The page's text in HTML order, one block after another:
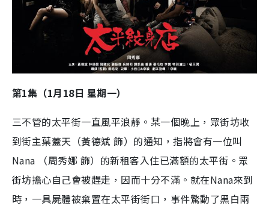
第1集（1月18日 星期一）
三不管的太平街一直風平浪靜。某一個晚上，眾街坊收
到街主葉蓋天（黃德斌 飾）的通知，指將會有一位叫
Nana （周秀娜 飾）的新租客入住已滿額的太平街。眾
街坊擔心自己會被趕走，因而十分不滿。就在Nana來到
時，一具屍體被棄置在太平街街口，事件驚動了黑白兩